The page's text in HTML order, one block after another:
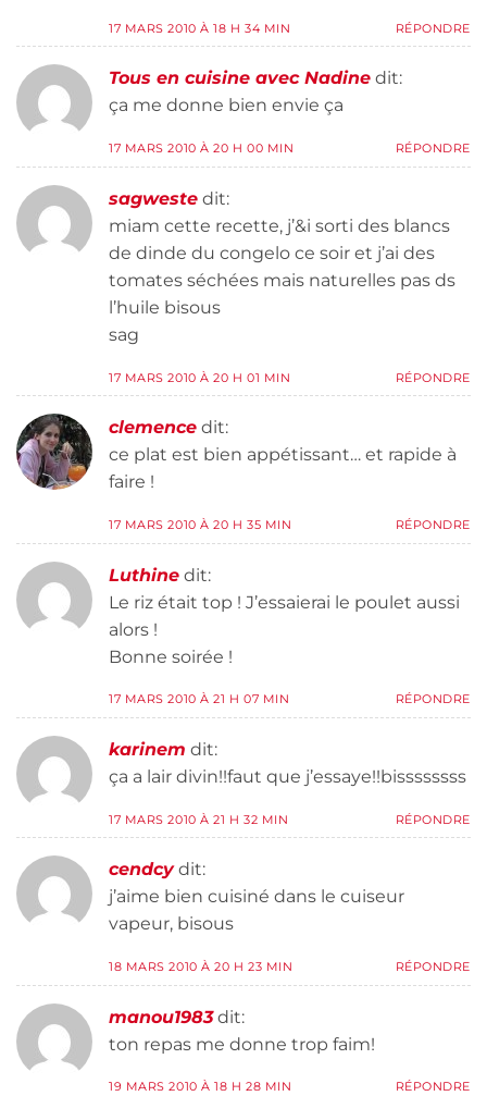
17 MARS 2010 À 18 H 34 MIN RÉPONDRE
Tous en cuisine avec Nadine dit:
ça me donne bien envie ça
17 MARS 2010 À 20 H 00 MIN RÉPONDRE
sagweste dit:
miam cette recette, j’&i sorti des blancs
de dinde du congelo ce soir et j’ai des
tomates séchées mais naturelles pas ds
l’huile bisous
sag
17 MARS 2010 À 20 H 01 MIN RÉPONDRE
clemence dit:
ce plat est bien appétissant… et rapide à
faire !
17 MARS 2010 À 20 H 35 MIN RÉPONDRE
Luthine dit:
Le riz était top ! J’essaierai le poulet aussi
alors !
Bonne soirée !
17 MARS 2010 À 21 H 07 MIN RÉPONDRE
karinem dit:
ça a lair divin!!faut que j’essaye!!bissssssss
17 MARS 2010 À 21 H 32 MIN RÉPONDRE
cendcy dit:
j’aime bien cuisiné dans le cuiseur
vapeur, bisous
18 MARS 2010 À 20 H 23 MIN RÉPONDRE
manou1983 dit:
ton repas me donne trop faim!
19 MARS 2010 À 18 H 28 MIN RÉPONDRE